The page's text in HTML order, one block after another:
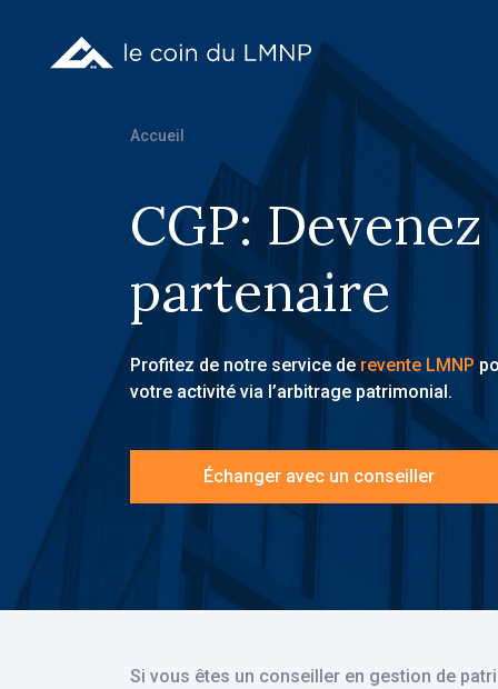
Accueil
CGP: Devenez
partenaire
Profitez de notre service de revente LMNP
votre activité via l’arbitrage patrimonial.
Échanger avec un conseiller
Si vous êtes un conseiller en gestion de